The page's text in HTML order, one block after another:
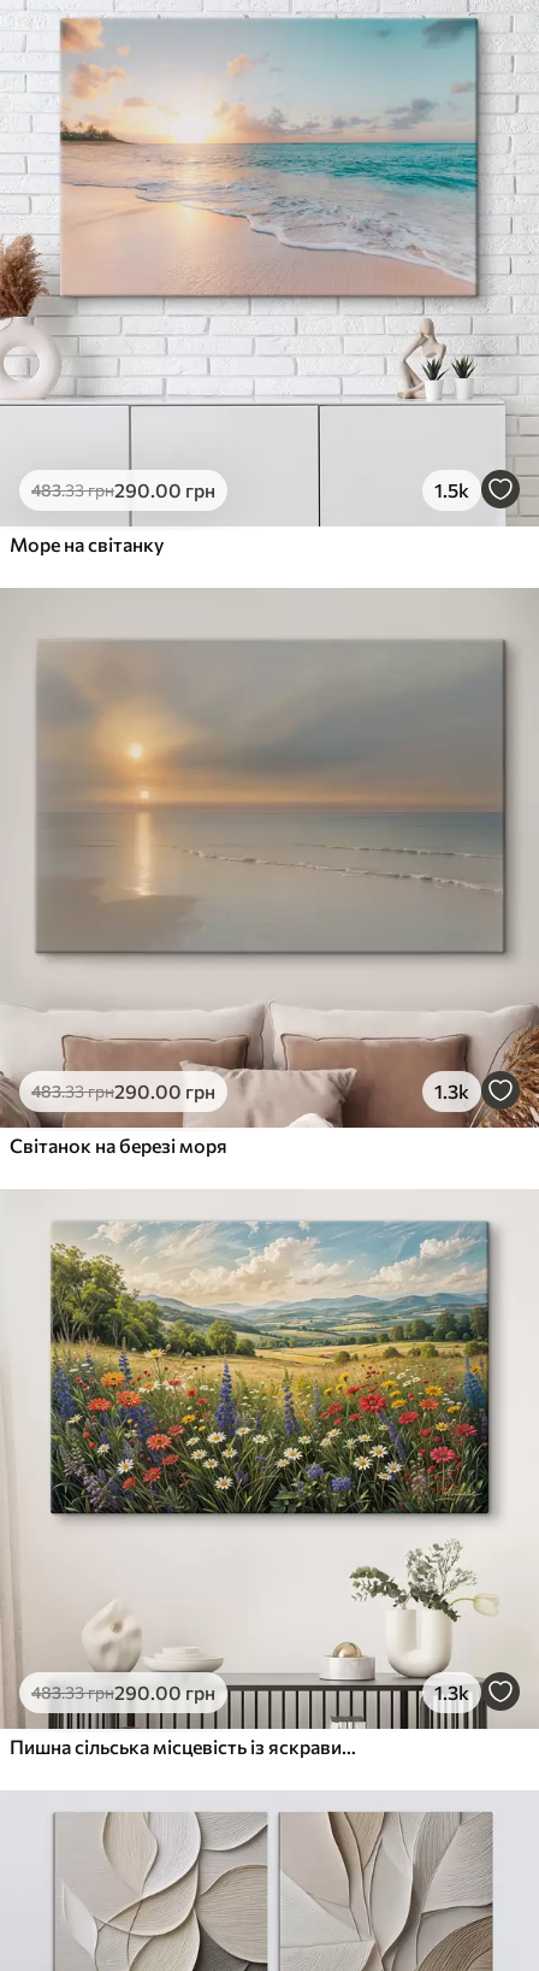
483.33грн290.00 грн 1.5k
Море на світанку
483.33грн290.00 грн 1.3k
Світанок на березі моря
483.33грн290.00 грн 1.3k
Пишна сільська місцевість із яскравим лугом диких квітів, наповненим різнокольоровими квітами під хмарним небом